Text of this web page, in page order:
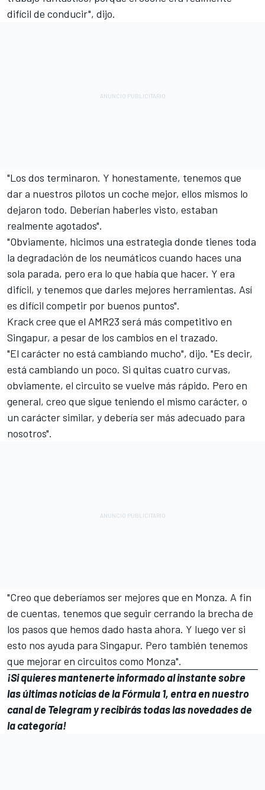
difícil de conducir", dijo.
"Los dos terminaron. Y honestamente, tenemos que
dar a nuestros pilotos un coche mejor, ellos mismos lo
dejaron todo. Deberían haberles visto, estaban
realmente agotados".
"Obviamente, hicimos una estrategia donde tienes toda
la degradación de los neumáticos cuando haces una
sola parada, pero era lo que había que hacer. Y era
difícil, y tenemos que darles mejores herramientas. Así
es difícil competir por buenos puntos".
Krack cree que el AMR23 será más competitivo en
Singapur, a pesar de los cambios en el trazado.
"El carácter no está cambiando mucho", dijo. "Es decir,
está cambiando un poco. Si quitas cuatro curvas,
obviamente, el circuito se vuelve más rápido. Pero en
general, creo que sigue teniendo el mismo carácter, o
un carácter similar, y debería ser más adecuado para
nosotros".
"Creo que deberíamos ser mejores que en Monza. A fin
de cuentas, tenemos que seguir cerrando la brecha de
los pasos que hemos dado hasta ahora. Y luego ver si
esto nos ayuda para Singapur. Pero también tenemos
que mejorar en circuitos como Monza".
¡Si quieres mantenerte informado al instante sobre
las últimas noticias de laFórmula 1, entra ennuestro
canal de Telegramy recibirás todas las novedades de
la categoría!